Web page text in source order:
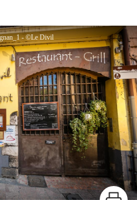
Le Département
- ©Le Divil
Imprimer